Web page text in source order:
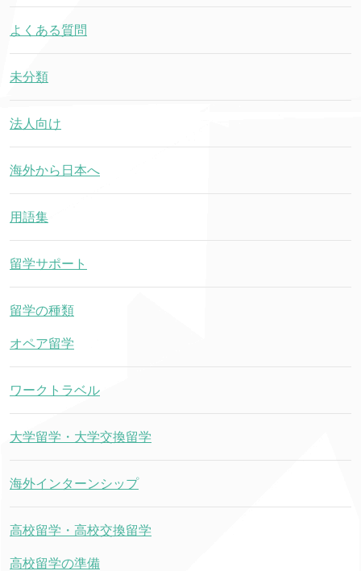
よくある質問
未分類
法人向け
海外から日本へ
用語集
留学サポート
留学の種類
オペア留学
ワークトラベル
大学留学・大学交換留学
海外インターンシップ
高校留学・高校交換留学
高校留学の準備